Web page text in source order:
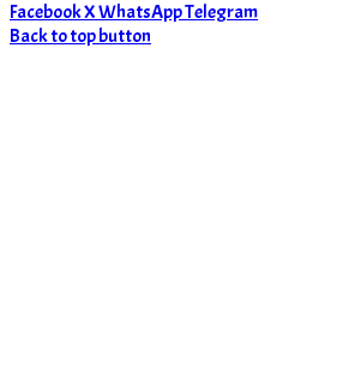
FacebookXWhatsAppTelegram
Back to top button